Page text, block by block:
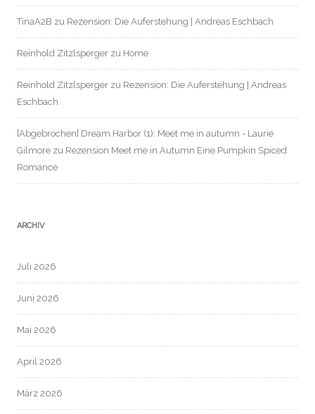
TinaA2B zu Rezension: Die Auferstehung | Andreas Eschbach
Reinhold Zitzlsperger zu Home
Reinhold Zitzlsperger zu Rezension: Die Auferstehung | Andreas
Eschbach
[Abgebrochen] Dream Harbor (1): Meet me in autumn - Laurie
Gilmore zu Rezension Meet me in Autumn Eine Pumpkin Spiced
Romance
ARCHIV
Juli 2026
Juni 2026
Mai 2026
April 2026
März 2026